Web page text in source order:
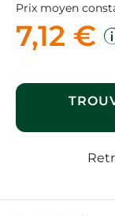
Prix moyen
7,12 €